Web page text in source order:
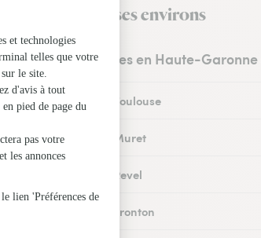
et dans ses environs
Les fleuristes en Haute-
Fleuristes à Toulouse
Fleuristes à Muret
Fleuristes à Revel
Fleuristes à Fronton